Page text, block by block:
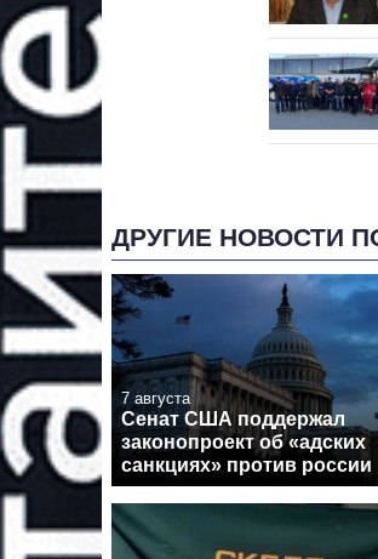
ДРУГИЕ НОВОСТИ
7 августа
Сенат США поддержал
законопроект об «адских
санкциях» против россии